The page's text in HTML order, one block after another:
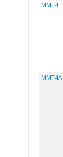
MMT4
MMT4A